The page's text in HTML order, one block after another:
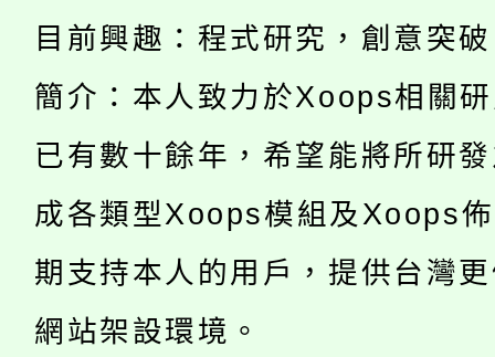
場熱烈登場!
8/21下午1時於龍潭區
徵才活動。
YOUNG桃局內行報名
局官網。
8月14至27日，桃園電
開!
115年桃園市運動會8/
田徑場及游泳池舉行。
桃園市低收入戶享有免
視費優惠，中低收入戶
大園自造教育及科技中
目前興趣：程式研究，創意突
簡介：本人致力於Xoops相關
已有數十餘年，希望能將所研
成各類型Xoops模組及Xoops
期支持本人的用戶，提供台灣
網站架設環境。